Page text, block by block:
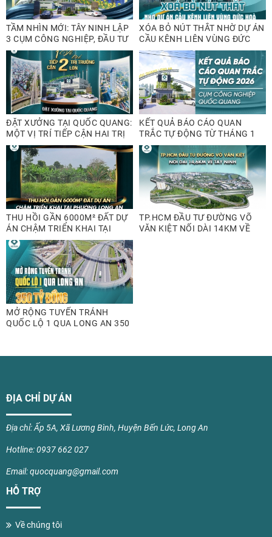
TẦM NHÌN MỚI: TÂY NINH LẬP
3 CỤM CÔNG NGHIỆP, ĐẦU TƯ
THÊM 3 KHU CÔNG NGHIỆP
XÓA BỎ NÚT THẮT NHỜ DỰ ÁN
CẦU KÊNH LIÊN VÙNG ĐỨC
HÒA
ĐẶT XƯỞNG TẠI QUỐC QUANG:
MỘT VỊ TRÍ TIẾP CẬN HAI TRỊ
TRƯỜNG LỚN
KẾT QUẢ BÁO CÁO QUAN
TRẮC TỰ ĐỘNG TỪ THÁNG 1
ĐẾN THÁNG 3/2026
THU HỒI GẦN 6000M² ĐẤT DỰ
ÁN CHẬM TRIỂN KHAI TẠI
PHƯỜNG LONG AN
TP.HCM ĐẦU TƯ ĐƯỜNG VÕ
VĂN KIỆT NỐI DÀI 14KM VỀ
MỞ RỘNG TUYẾN TRÁNH
QUỐC LỘ 1 QUA LONG AN 350
ĐỊA CHỈ DỰ ÁN
Địa chỉ: Ấp 5A, Xã Lương Bình, Huyện Bến Lức, Long An
Hotline: 0937 662 027
Email: quocquang@gmail.com
HỖ TRỢ
Về chúng tôi